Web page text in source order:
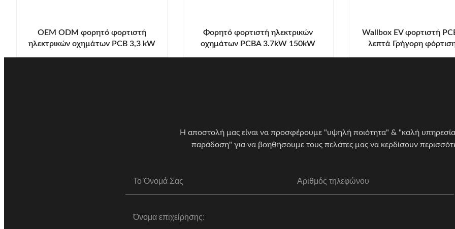
OEM ODM φορητό φορτιστή
ηλεκτρικών οχημάτων PCB 3,3 kW
Φορητό φορτιστή ηλεκτρικών
οχημάτων PCBA 3.7kW 150kW
Wallbox EV φορτιστή
λεπτά Γρήγορη
Η αποστολή μας είναι να προσφέρουμε "υψηλή ποιότητα" & "καλή
παράδοση" για να βοηθήσουμε τους πελάτες μας να κερδίσουν